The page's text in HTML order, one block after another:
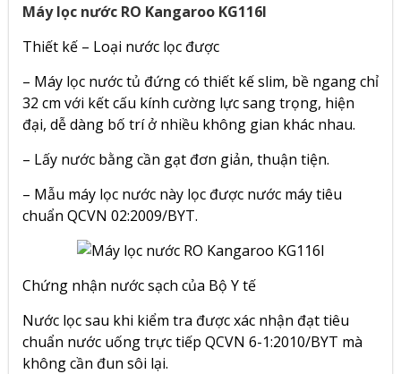
Máy lọc nước RO Kangaroo KG116I
Thiết kế – Loại nước lọc được
– Máy lọc nước tủ đứng có thiết kế slim, bề ngang chỉ
32 cm với kết cấu kính cường lực sang trọng, hiện
đại, dễ dàng bố trí ở nhiều không gian khác nhau.
– Lấy nước bằng cần gạt đơn giản, thuận tiện.
– Mẫu máy lọc nước này lọc được nước máy tiêu
chuẩn QCVN 02:2009/BYT.
Chứng nhận nước sạch của Bộ Y tế
Nước lọc sau khi kiểm tra được xác nhận đạt tiêu
chuẩn nước uống trực tiếp QCVN 6-1:2010/BYT mà
không cần đun sôi lại.